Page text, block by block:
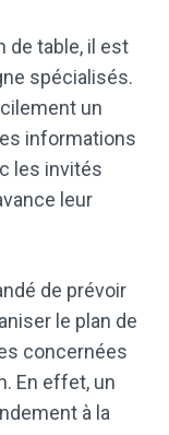
de table, il est
spécialisés.
un
informations
les invités
leur
de prévoir
le plan de
concernées
En effet, un
à la